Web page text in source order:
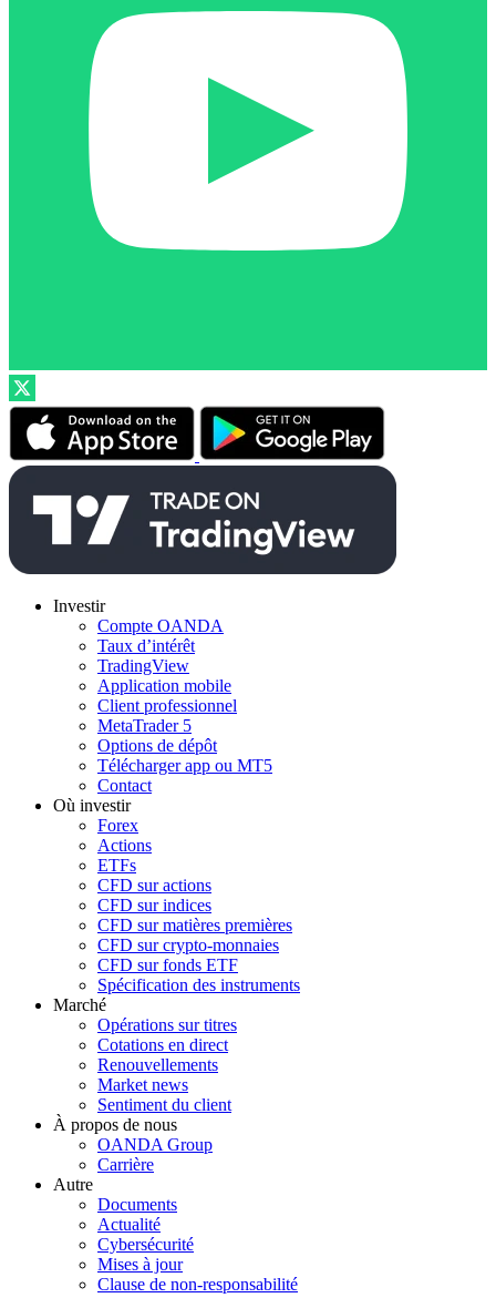
Investir
Compte OANDA
Taux d’intérêt
TradingView
Application mobile
Client professionnel
MetaTrader 5
Options de dépôt
Télécharger app ou MT5
Contact
Où investir
Forex
Actions
ETFs
CFD sur actions
CFD sur indices
CFD sur matières premières
CFD sur crypto-monnaies
CFD sur fonds ETF
Spécification des instruments
Marché
Opérations sur titres
Cotations en direct
Renouvellements
Market news
Sentiment du client
À propos de nous
OANDA Group
Carrière
Autre
Documents
Actualité
Cybersécurité
Mises à jour
Clause de non-responsabilité